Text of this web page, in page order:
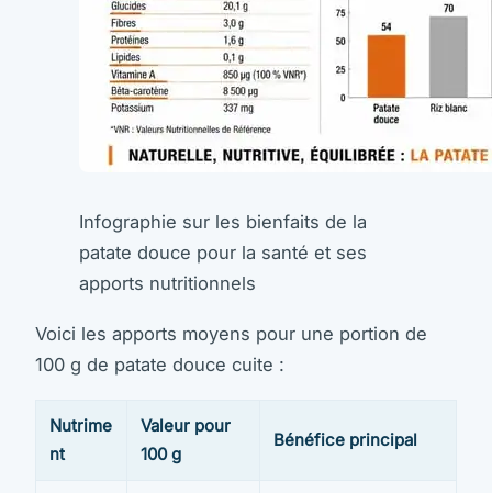
Infographie sur les bienfaits de la
patate douce pour la santé et ses
apports nutritionnels
Voici les apports moyens pour une portion de
100 g de patate douce cuite :
Nutrime
nt
Valeur pour
100 g
Bénéfice principal